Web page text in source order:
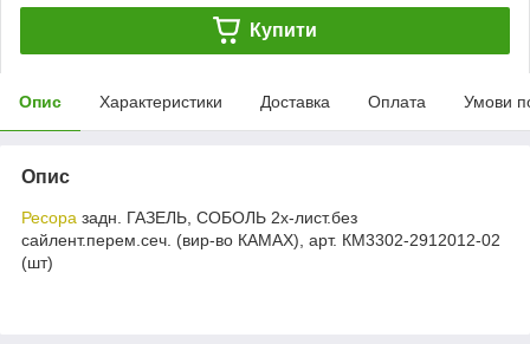
Купити
Опис Характеристики Доставка Оплата Умови
Опис
Ресора задн. ГАЗЕЛЬ, СОБОЛЬ 2х-лист.без
сайлент.перем.сеч. (вир-во КАМАХ), арт. КМ3302-2912012-02
(шт)